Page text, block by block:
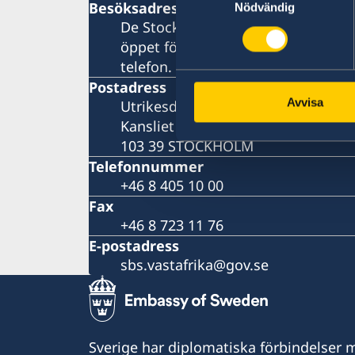
Nödvändig
Avvisa
Besöksadress
De Stockholmsbaserade
öppet för besökare. Vänligen
telefon.
Postadress
Utrikesdepartementet
Kansliet för stöd till mindre
103 39 STOCKHOLM
Telefonnummer
+46 8 405 10 00
Fax
+46 8 723 11 76
E-postadress
sbs.vastafrika@gov.se
Sverige har diplomatiska förbindelser